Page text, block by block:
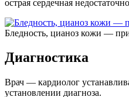
острая сердечная
Бледность, цианоз кожи —
Диагностика
Врач — кардиолог
установлении диагноза.